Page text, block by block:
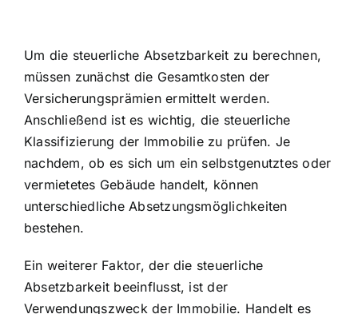
Um die steuerliche Absetzbarkeit zu berechnen,
müssen zunächst die Gesamtkosten der
Versicherungsprämien ermittelt werden.
Anschließend ist es wichtig, die steuerliche
Klassifizierung der Immobilie zu prüfen. Je
nachdem, ob es sich um ein selbstgenutztes oder
vermietetes Gebäude handelt, können
unterschiedliche Absetzungsmöglichkeiten
bestehen.
Ein weiterer Faktor, der die steuerliche
Absetzbarkeit beeinflusst, ist der
Verwendungszweck der Immobilie. Handelt es